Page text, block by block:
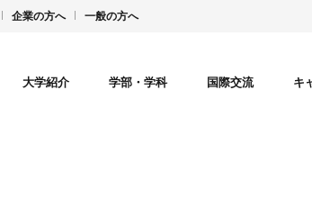
企業の方へ 一般の方へ
大学紹介 学部・学科 国際交流 キ